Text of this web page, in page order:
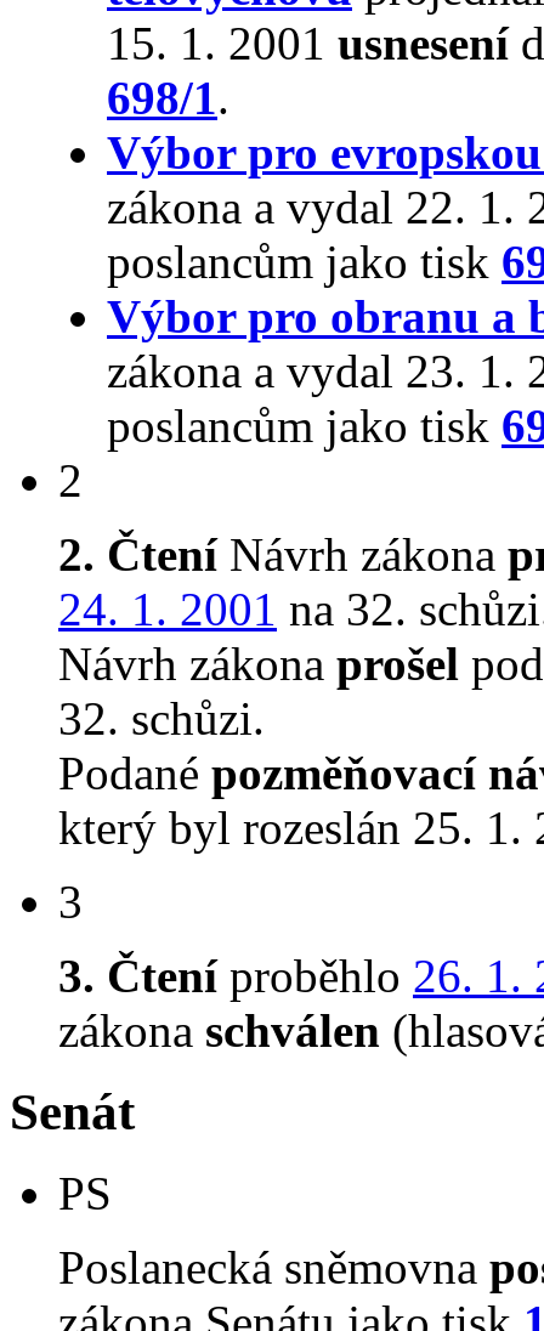
15. 1. 2001 usnesení
698/1.
Výbor pro
zákona a vydal 22. 1.
poslancům jako tisk
Výbor pro obranu a
zákona a vydal 23. 1.
poslancům jako tisk
2
2. ČteníNávrh zákona
24. 1. 2001 na 32.
Návrh zákona prošel
32. schůzi.
Podané pozměňovací
který byl rozeslán 25. 1.
3
3. Čteníproběhlo 26. 1.
zákona schválen
Senát
PS
Poslanecká sněmovna